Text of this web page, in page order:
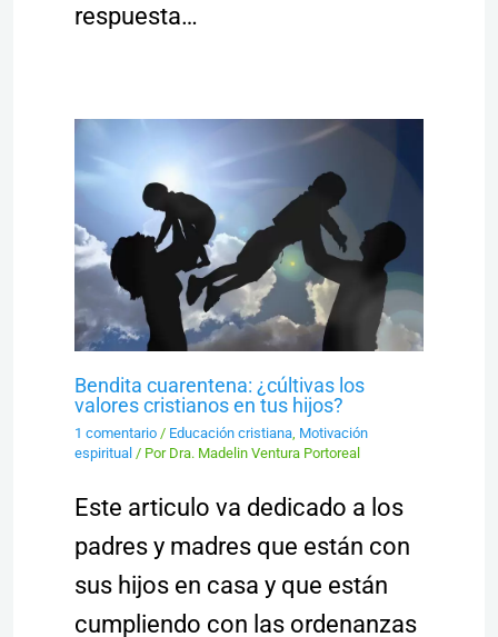
respuesta…
Bendita cuarentena: ¿cúltivas los
valores cristianos en tus hijos?
1 comentario / Educación cristiana, Motivación
espiritual / Por Dra. Madelin Ventura Portoreal
Este articulo va dedicado a los
padres y madres que están con
sus hijos en casa y que están
cumpliendo con las ordenanzas